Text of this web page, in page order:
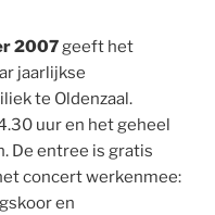
2007geeft het
jaarlijkse
te Oldenzaal.
uur en het geheel
De entree is gratis
concert werkenmee:
en